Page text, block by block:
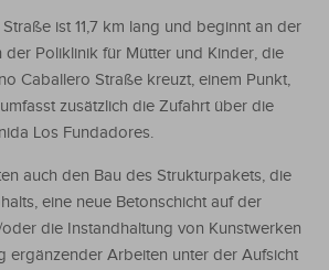
ist 11,7 km lang und beginnt an der
der Poliklinik für Mütter und Kinder, die
Caballero Straße kreuzt, einem Punkt,
zusätzlich die Zufahrt über die
Los Fundadores.
auch den Bau des Strukturpakets, die
eine neue Betonschicht auf der
die Instandhaltung von Kunstwerken
ergänzender Arbeiten unter der Aufsicht